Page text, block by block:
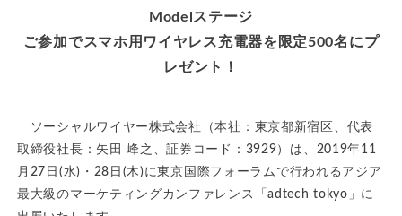
Modelステージ
ご参加でスマホ用ワイヤレス充電器を限定500名にプ
レゼント！
ソーシャルワイヤー株式会社（本社：東京都新宿区、代表
取締役社長：矢田 峰之、証券コード：3929）は、2019年11
月27日(水)・28日(木)に東京国際フォーラムで行われるアジア
最大級のマーケティングカンファレンス「adtech tokyo」に